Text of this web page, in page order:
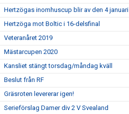
Hertzögas inomhuscup blir av den 4 januari
Hertzöga mot Boltic i 16-delsfinal
Veteranåret 2019
Mästarcupen 2020
Kansliet stängt torsdag/måndag kväll
Beslut från RF
Gräsroten levererar igen!
Serieförslag Damer div 2 V Svealand